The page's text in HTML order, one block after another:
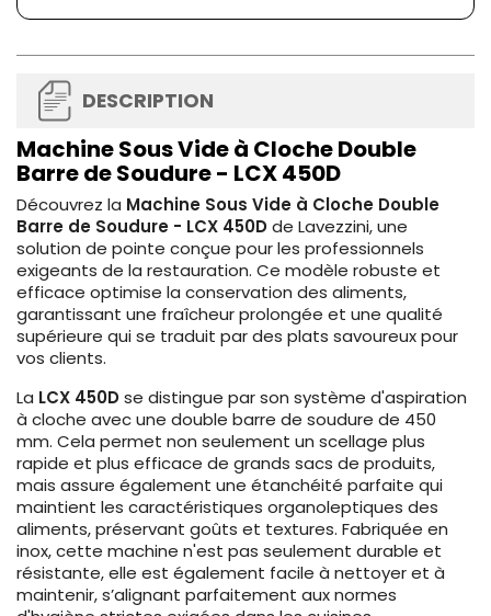
DESCRIPTION
Machine Sous Vide à Cloche Double
Barre de Soudure - LCX 450D
Découvrez la Machine Sous Vide à Cloche Double
Barre de Soudure - LCX 450Dde Lavezzini, une
solution de pointe conçue pour les professionnels
exigeants de la restauration. Ce modèle robuste et
efficace optimise la conservation des aliments,
garantissant une fraîcheur prolongée et une qualité
supérieure qui se traduit par des plats savoureux pour
vos clients.
La LCX 450Dse distingue par son système d'aspiration
à cloche avec une double barre de soudure de 450
mm. Cela permet non seulement un scellage plus
rapide et plus efficace de grands sacs de produits,
mais assure également une étanchéité parfaite qui
maintient les caractéristiques organoleptiques des
aliments, préservant goûts et textures. Fabriquée en
inox, cette machine n'est pas seulement durable et
résistante, elle est également facile à nettoyer et à
maintenir, s’alignant parfaitement aux normes